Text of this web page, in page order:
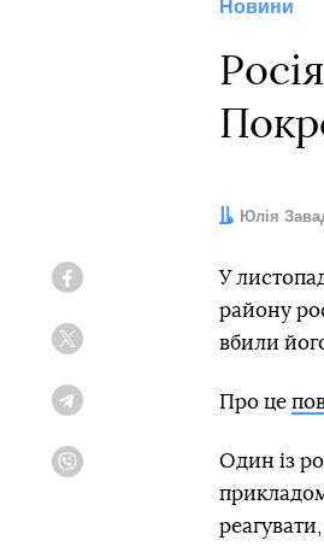
Новини
Автор:
Юлія
У
району
вбили
Про це
Один із